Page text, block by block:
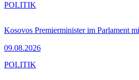
Kosovos Premierminister im Parlament
09.08.2026
POLITIK
POLITIK